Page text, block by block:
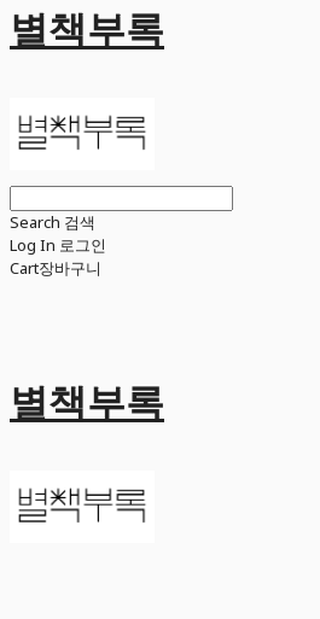
별책부록
Search 검색
Log In 로그인
Cart장바구니
별책부록